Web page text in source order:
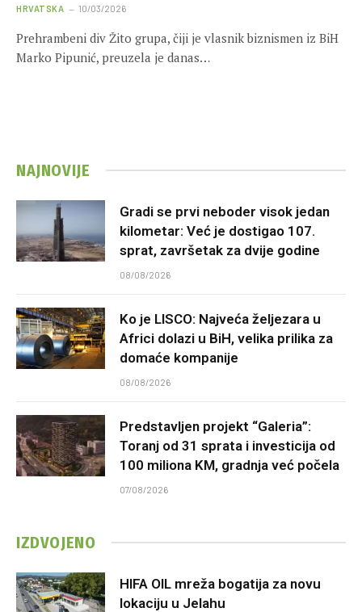
HRVATSKA 10/03/2026
Prehrambeni div Žito grupa, čiji je vlasnik biznismen iz BiH
Marko Pipunić, preuzela je danas…
NAJNOVIJE
Gradi se prvi neboder visok jedan
kilometar: Već je dostigao 107.
sprat, završetak za dvije godine
08/08/2026
Ko je LISCO: Najveća željezara u
Africi dolazi u BiH, velika prilika za
domaće kompanije
08/08/2026
Predstavljen projekt “Galeria”:
Toranj od 31 sprata i investicija od
100 miliona KM, gradnja već počela
07/08/2026
IZDVOJENO
HIFA OIL mreža bogatija za novu
lokaciju u Jelahu